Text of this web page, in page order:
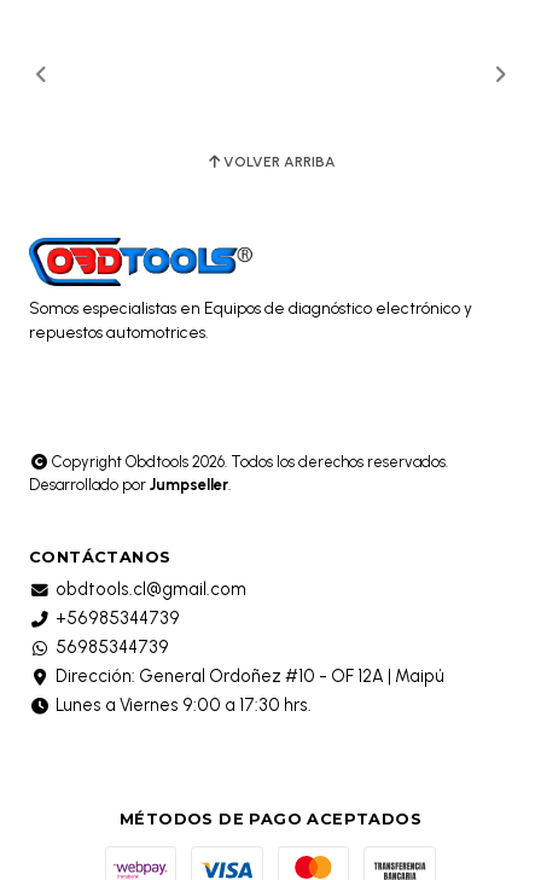
VOLVER ARRIBA
Somos especialistas en Equipos de diagnóstico electrónico y
repuestos automotrices.
Copyright Obdtools 2026. Todos los derechos reservados.
Desarrollado por Jumpseller
CONTÁCTANOS
obdtools.cl@gmail.com
+56985344739
56985344739
Dirección: General Ordoñez #10 - OF 12A | Maipú
Lunes a Viernes 9:00 a 17:30 hrs.
MÉTODOS DE PAGO ACEPTADOS